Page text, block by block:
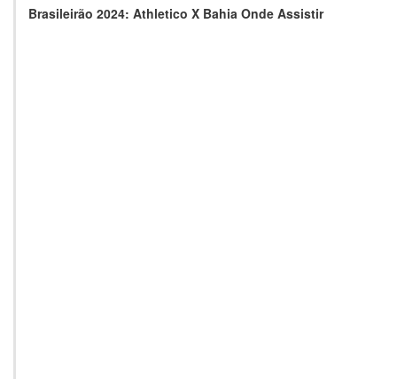
Brasileirão 2024: Athletico X Bahia Onde Assistir